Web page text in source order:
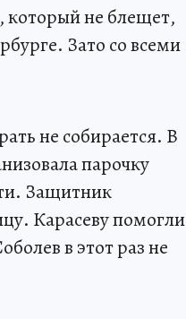
который не блещет,
Зато со всеми
не собирается. В
парочку
Защитник
Карасеву помогли
в этот раз не